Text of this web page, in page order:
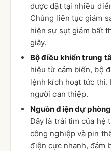
được đặt tại nhiều
Chúng liên tục giám
hiện sự sụt giảm bất
giây.
Bộ điều khiển trung
hiệu từ cảm biến, bộ
lệnh kích hoạt tức thì.
người can thiệp.
Nguồn điện dự
Đây là trái tim của hệ
công nghiệp và pin
điện cực nhanh, đảm